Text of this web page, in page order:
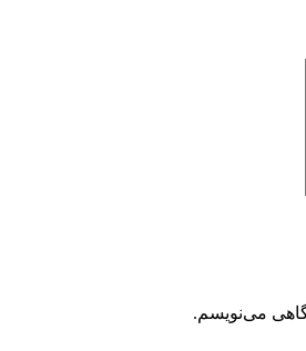
می‌نویسم.